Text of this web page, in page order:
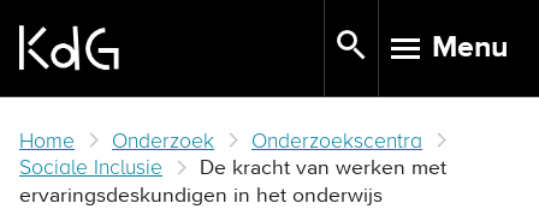
main
TOGGLE
Menu
Home Onderzoek
Onderzoekscentra
Sociale Inclusie
De kracht van werken met
ervaringsdeskundigen in het onderwijs